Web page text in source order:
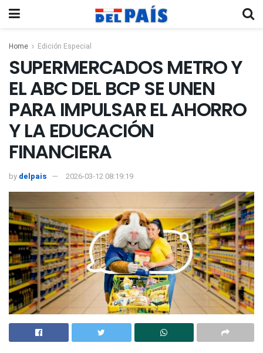
Home Edición Especial
SUPERMERCADOS METRO Y
EL ABC DEL BCP SE UNEN
PARA IMPULSAR EL AHORRO
Y LA EDUCACIÓN
FINANCIERA
by delpais 2026-03-12 08:19:19